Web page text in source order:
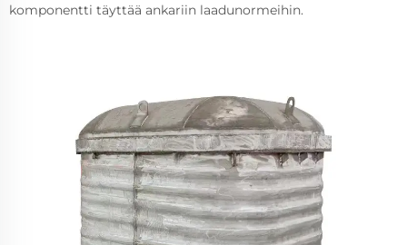
komponentti täyttää ankariin laadunormeihin.